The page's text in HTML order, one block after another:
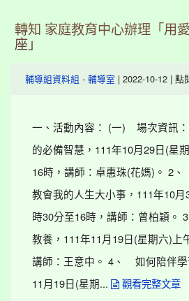
轉知 家庭教育中心辦理「用
座」
輔導組資料組 - 輔導室 | 2022-10-12 | 點
一、活動內容： (一) 場次資訊
的必備智慧，111年10月29日(星
16時，講師：卓惠珠(花媽)。 2
教會我的人生大小事，111年10
時30分至16時，講師：曾柏穎
教養，111年11月19日(星期六)上
講師：王意中。 4、 如何陪伴學
11月19日(星期...
觀看完整文章